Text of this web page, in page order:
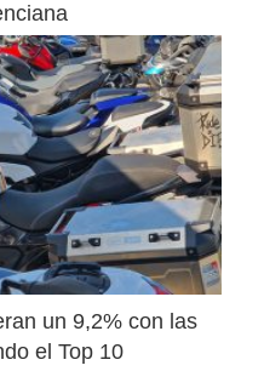
un 9,2% con las
el Top 10